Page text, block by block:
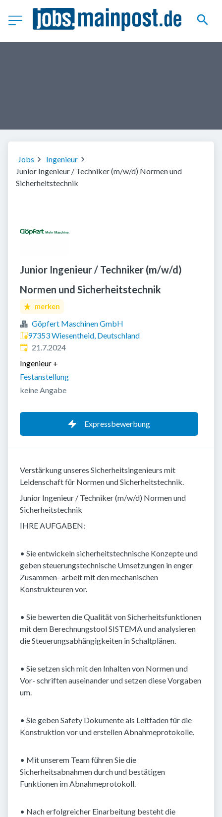
Jobs
Ingenieur
Junior Ingenieur / Techniker (m/w/d) Normen und
Sicherheitstechnik
Junior Ingenieur / Techniker (m/w/d)
Normen und Sicherheitstechnik
merken
Göpfert Maschinen GmbH
97353 Wiesentheid, Deutschland
Veröffentlicht
21.7.2024
Ingenieur +
Festanstellung
keine Angabe
Expressbewerbung
Verstärkung unseres Sicherheitsingenieurs mit
Leidenschaft für Normen und Sicherheitstechnik.
Junior Ingenieur / Techniker (m/w/d) Normen und
Sicherheitstechnik
IHRE AUFGABEN:
• Sie entwickeln sicherheitstechnische Konzepte und
geben steuerungstechnische Umsetzungen in enger
Zusammen- arbeit mit den mechanischen
Konstrukteuren vor.
• Sie bewerten die Qualität von Sicherheitsfunktionen
mit dem Berechnungstool SISTEMA und analysieren
die Steuerungsabhängigkeiten in Schaltplänen.
• Sie setzen sich mit den Inhalten von Normen und
Vor- schriften auseinander und setzen diese Vorgaben
um.
• Sie geben Safety Dokumente als Leitfaden für die
Konstruktion vor und erstellen Abnahmeprotokolle.
• Mit unserem Team führen Sie die
Sicherheitsabnahmen durch und bestätigen
Funktionen im Abnahmeprotokoll.
• Nach erfolgreicher Einarbeitung besteht die